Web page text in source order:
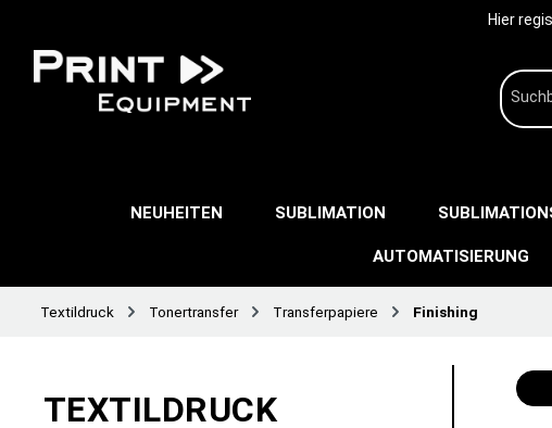
Hier
NEUHEITEN SUBLIMATION
AUTOMATISIERUNG
Textildruck Tonertransfer Transferpapiere Finishing
TEXTILDRUCK